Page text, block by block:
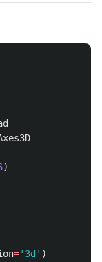
)
=' 3d ' )